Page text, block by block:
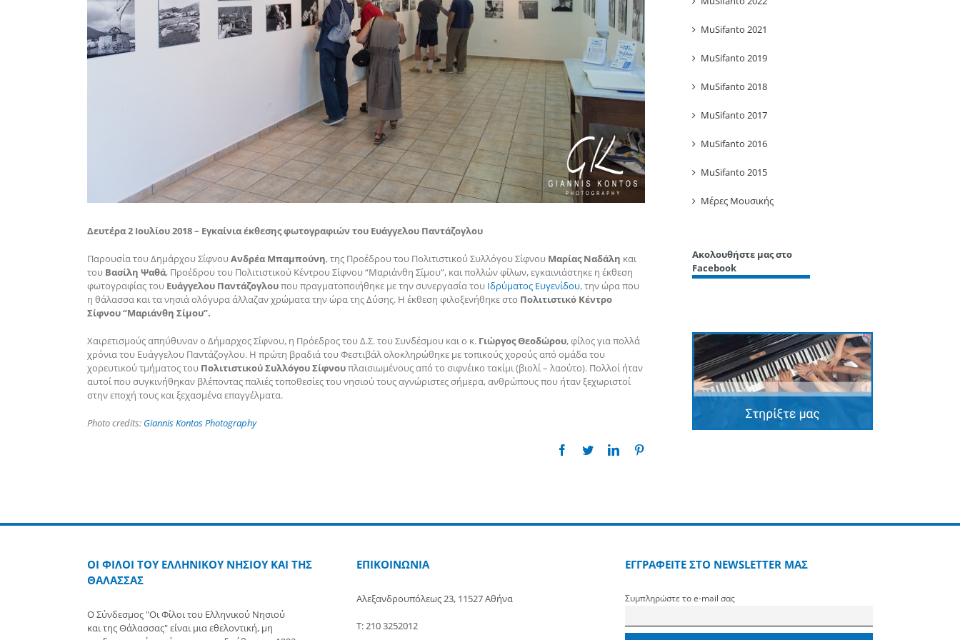
Δευτέρα 2 Ιουλίου 2018 – Εγκαίνια έκθεσης φωτογραφιών του Ευάγγελου Παντάζογλου
Παρουσία του Δημάρχου ΣίφνουΑνδρέα Μπαμπούνη, της Προέδρου του Πολιτιστικού Συλλόγου Σίφνου Μαρίας Ναδάλη και
του Βασίλη Ψαθά, Προέδρου του Πολιτιστικού Κέντρου Σίφνου “Μαριάνθη Σίμου”, και πολλών φίλων, εγκαινιάστηκε η έκθεση
φωτογραφίας του Ευάγγελου Παντάζογλουπου πραγματοποιήθηκε με την συνεργασία του Ιδρύματος Ευγενίδου, την ώρα που
η θάλασσα και τα νησιά ολόγυρα άλλαζαν χρώματα την ώρα της Δύσης. Η έκθεση φιλοξενήθηκε στο Πολιτιστικό Κέντρο
Σίφνου “Μαριάνθη Σίμου”.
Χαιρετισμούς απηύθυναν ο Δήμαρχος Σίφνου, η Πρόεδρος του Δ.Σ. του Συνδέσμου και ο κ. Γιώργος Θεοδώρου, φίλος για πολλά
χρόνια του Ευάγγελου Παντάζογλου. Η πρώτη βραδιά του Φεστιβάλ ολοκληρώθηκε με τοπικούς χορούς από ομάδα του
χορευτικού τμήματος του Πολιτιστικού Συλλόγου Σίφνουπλαισιωμένους από το σιφνέικο τακίμι (βιολί – λαούτο). Πολλοί ήταν
αυτοί που συγκινήθηκαν βλέποντας παλιές τοποθεσίες του νησιού τους αγνώριστες σήμερα, ανθρώπους που ήταν ξεχωριστοί
στην εποχή τους και ξεχασμένα επαγγέλματα.
Photo credits: Giannis Kontos Photography
Facebook
TwitterLinkedin
MuSifanto 2021
MuSifanto 2019
MuSifanto 2018
MuSifanto 2017
MuSifanto 2016
MuSifanto 2015
Μέρες Μουσικής
Ακολουθήστε μας στο
Facebook
ΟΙ ΦΙΛΟΙ ΤΟΥ ΕΛΛΗΝΙΚΟΥ ΝΗΣΙΟΥ ΚΑΙ ΤΗΣ
ΘΑΛΑΣΣΑΣ
Ο Σύνδεσμος "Οι Φίλοι του Ελληνικού Νησιού
και της Θάλασσας" είναι μια εθελοντική, μη
ΕΠΙΚΟΙΝΩΝΙΑ
Αλεξανδρουπόλεως 23, 11527 Αθήνα
Τ: 210 3252012
ΕΓΓΡΑΦΕΙΤΕ ΣΤΟ NEWSLETTER ΜΑΣ
Συμπληρώστε το e-mail σας